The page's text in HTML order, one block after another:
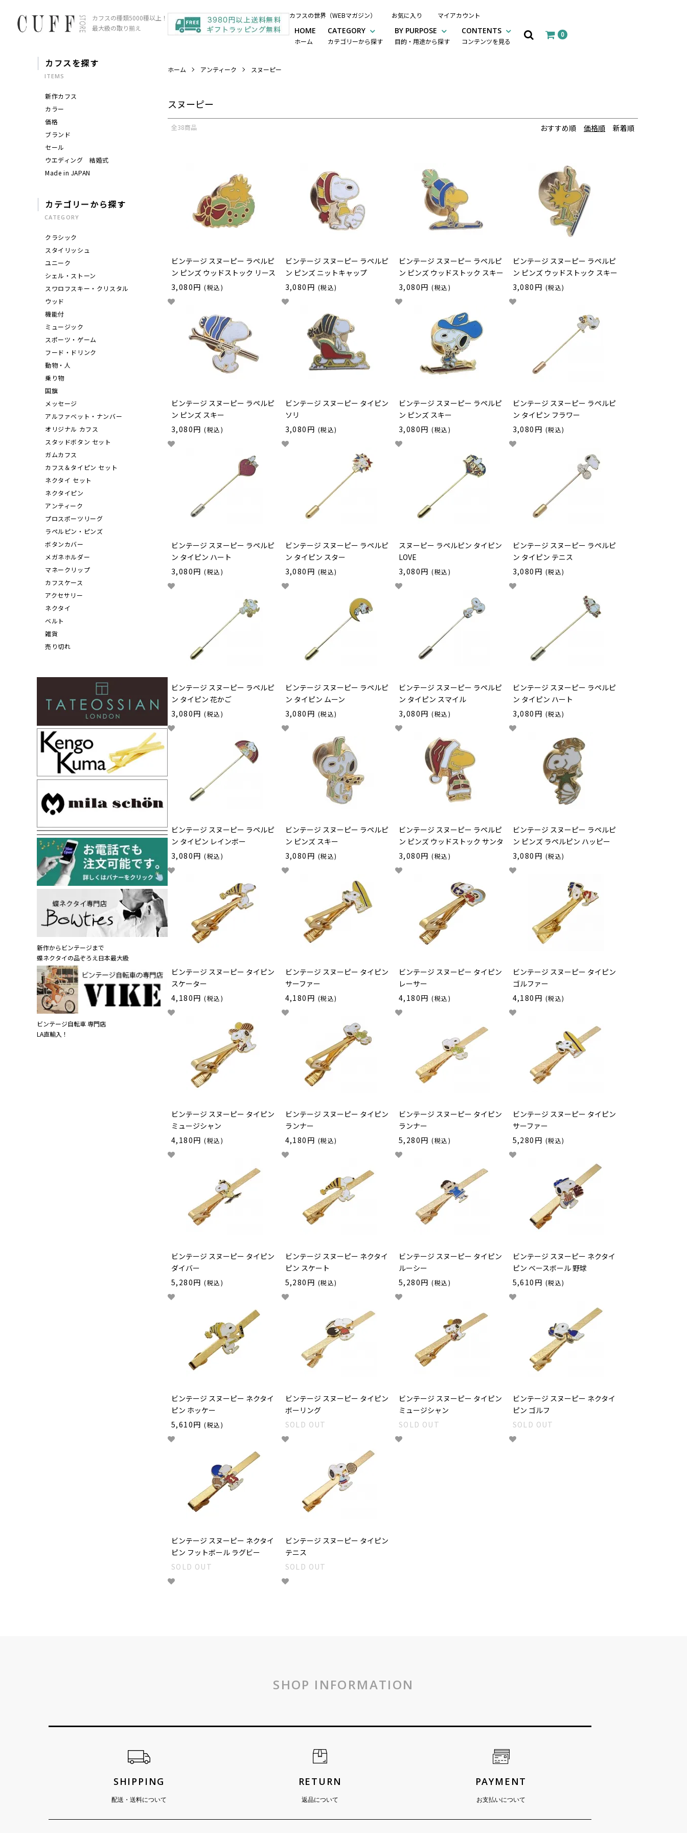
カフスの種類5000種以上！
最大級の取り揃え
HOME
ホーム
CATEGORY
カテゴリーから探す
BY PURPOSE
目的・用途から探す
CONTENTS
コンテンツを見る
0
カフスの世界（WEBマガジン） お気に入り マイアカウント
カフスを探す
ITEMS
新作カフス
カラー
価格
ブランド
セール
ウエディング 結婚式
Made in JAPAN
カテゴリーから探す
CATEGORY
クラシック
スタイリッシュ
ユニーク
シェル・ストーン
スワロフスキー・クリスタル
ウッド
機能付
ミュージック
スポーツ・ゲーム
フード・ドリンク
動物・人
乗り物
国旗
メッセージ
アルファベット・ナンバー
オリジナル カフス
スタッドボタン セット
ガムカフス
カフス＆タイピン セット
ネクタイ セット
ネクタイピン
アンティーク
プロスポーツリーグ
ラペルピン・ピンズ
ボタンカバー
メガネホルダー
マネークリップ
カフスケース
アクセサリー
ネクタイ
ベルト
雑貨
売り切れ
新作からビンテージまで
蝶ネクタイの品ぞろえ日本最大級
ビンテージ自転車 専門店
LA直輸入！
ホーム アンティーク スヌーピー
スヌーピー
全38商品 おすすめ順 価格順 新着順
ビンテージ スヌーピー ラペルピ
ン ピンズ ウッドストック リース
3,080円 (税込)
ビンテージ スヌーピー ラペルピ
ン ピンズ ニットキャップ
3,080円 (税込)
ビンテージ スヌーピー ラペルピ
ン ピンズ ウッドストック スキー
3,080円 (税込)
ビンテージ スヌーピー ラペルピ
ン ピンズ ウッドストック スキー
3,080円 (税込)
ビンテージ スヌーピー ラペルピ
ン ピンズ スキー
3,080円 (税込)
ビンテージ スヌーピー タイピン
ソリ
3,080円 (税込)
ビンテージ スヌーピー ラペルピ
ン ピンズ スキー
3,080円 (税込)
ビンテージ スヌーピー ラペルピ
ン タイピン フラワー
3,080円 (税込)
ビンテージ スヌーピー ラペルピ
ン タイピン ハート
3,080円 (税込)
ビンテージ スヌーピー ラペルピ
ン タイピン スター
3,080円 (税込)
スヌーピー ラペルピン タイピン
LOVE
3,080円 (税込)
ビンテージ スヌーピー ラペルピ
ン タイピン テニス
3,080円 (税込)
ビンテージ スヌーピー ラペルピ
ン タイピン 花かご
3,080円 (税込)
ビンテージ スヌーピー ラペルピ
ン タイピン ムーン
3,080円 (税込)
ビンテージ スヌーピー ラペルピ
ン タイピン スマイル
3,080円 (税込)
ビンテージ スヌーピー ラペルピ
ン タイピン ハート
3,080円 (税込)
ビンテージ スヌーピー ラペルピ
ン タイピン レインボー
3,080円 (税込)
ビンテージ スヌーピー ラペルピ
ン ピンズ スキー
3,080円 (税込)
ビンテージ スヌーピー ラペルピ
ン ピンズ ウッドストック サンタ
3,080円 (税込)
ビンテージ スヌーピー ラペルピ
ン ピンズ ラペルピン ハッピー
3,080円 (税込)
ビンテージ スヌーピー タイピン
スケーター
4,180円 (税込)
ビンテージ スヌーピー タイピン
サーファー
4,180円 (税込)
ビンテージ スヌーピー タイピン
レーサー
4,180円 (税込)
ビンテージ スヌーピー タイピン
ゴルファー
4,180円 (税込)
ビンテージ スヌーピー タイピン
ミュージシャン
4,180円 (税込)
ビンテージ スヌーピー タイピン
ランナー
4,180円 (税込)
ビンテージ スヌーピー タイピン
ランナー
5,280円 (税込)
ビンテージ スヌーピー タイピン
サーファー
5,280円 (税込)
ビンテージ スヌーピー タイピン
ダイバー
5,280円 (税込)
ビンテージ スヌーピー ネクタイ
ピン スケート
5,280円 (税込)
ビンテージ スヌーピー タイピン
ルーシー
5,280円 (税込)
ビンテージ スヌーピー ネクタイ
ピン ベースボール 野球
5,610円 (税込)
ビンテージ スヌーピー ネクタイ
ピン ホッケー
5,610円 (税込)
ビンテージ スヌーピー タイピン
ボーリング
SOLD OUT
ビンテージ スヌーピー タイピン
ミュージシャン
SOLD OUT
ビンテージ スヌーピー ネクタイ
ピン ゴルフ
SOLD OUT
ビンテージ スヌーピー ネクタイ
ピン フットボール ラグビー
SOLD OUT
ビンテージ スヌーピー タイピン
テニス
SOLD OUT
SHOP INFORMATION
SHIPPING
配送・送料について
RETURN
返品について
PAYMENT
お支払いについて